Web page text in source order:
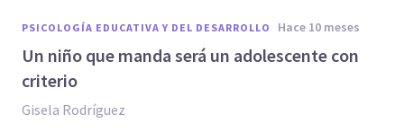
PSICOLOGÍA EDUCATIVA Y DEL DESARROLLO hace 10 meses
Un niño que manda será un adolescente con
criterio
Gisela Rodríguez